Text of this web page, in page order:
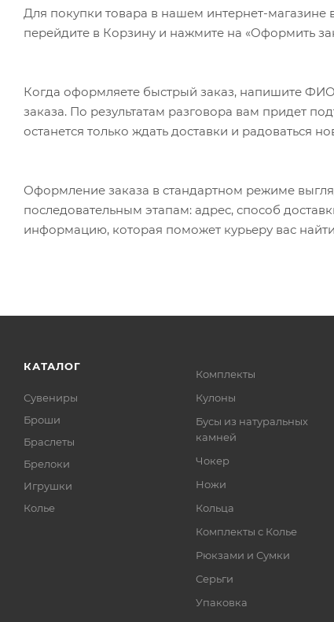
Для покупки товара в нашем интернет-магазине
перейдите в Корзину и нажмите на «Оформить
Когда оформляете быстрый заказ, напишите
заказа. По результатам разговора вам придет
останется только ждать доставки и радоваться
Оформление заказа в стандартном режиме
последовательным этапам: адрес, способ
информацию, которая поможет курьеру вас
КАТАЛОГ
Сувениры
Броши
Браслеты
Брелоки
Игрушки
Колье
Комплекты
Кулоны
Бусы из натуральных
камней
Чокер
Ножи
Кольца
Комплекты с Колье
Рюкзами и Сумки
Серьги
Упаковка